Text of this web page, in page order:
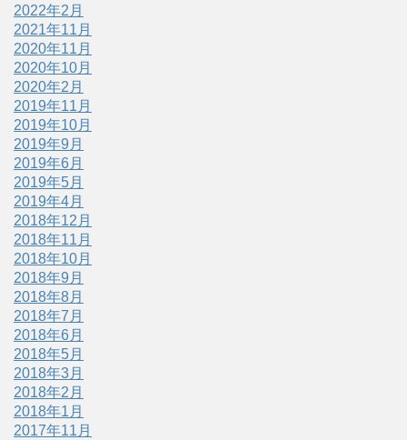
2022年2月
2021年11月
2020年11月
2020年10月
2020年2月
2019年11月
2019年10月
2019年9月
2019年6月
2019年5月
2019年4月
2018年12月
2018年11月
2018年10月
2018年9月
2018年8月
2018年7月
2018年6月
2018年5月
2018年3月
2018年2月
2018年1月
2017年11月